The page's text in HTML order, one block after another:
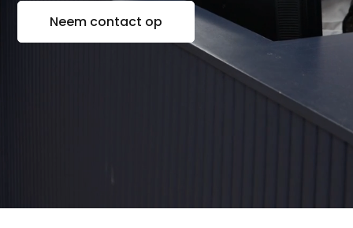
Neem contact op